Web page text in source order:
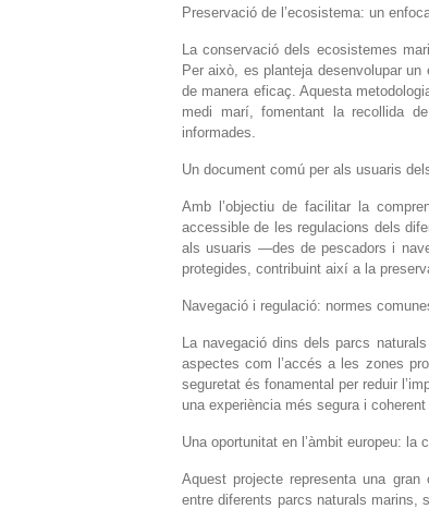
Preservació de l’ecosistema: un
La conservació dels ecosistemes
Per això, es planteja desenvolupar
de manera eficaç. Aquesta
medi marí, fomentant la recollida
informades.
Un document comú per als usuaris
Amb l’objectiu de facilitar la
accessible de les regulacions dels
als usuaris —des de pescadors i
protegides, contribuint així a la
Navegació i regulació: normes
La navegació dins dels parcs
aspectes com l’accés a les zones
seguretat és fonamental per reduir
una experiència més segura i
Una oportunitat en l’àmbit europeu: la
Aquest projecte representa una gran
entre diferents parcs naturals marins,